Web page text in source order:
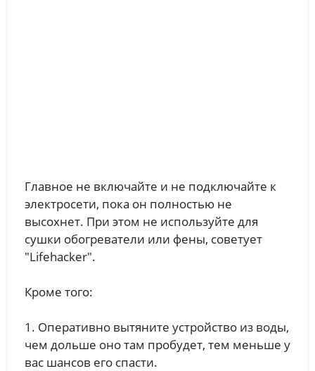
Главное не включайте и не подключайте к
электросети, пока он полностью не
высохнет. При этом не используйте для
сушки обогреватели или фены, советует
"Lifehacker".
Кроме того:
1. Оперативно вытяните устройство из воды,
чем дольше оно там пробудет, тем меньше у
вас шансов его спасти.